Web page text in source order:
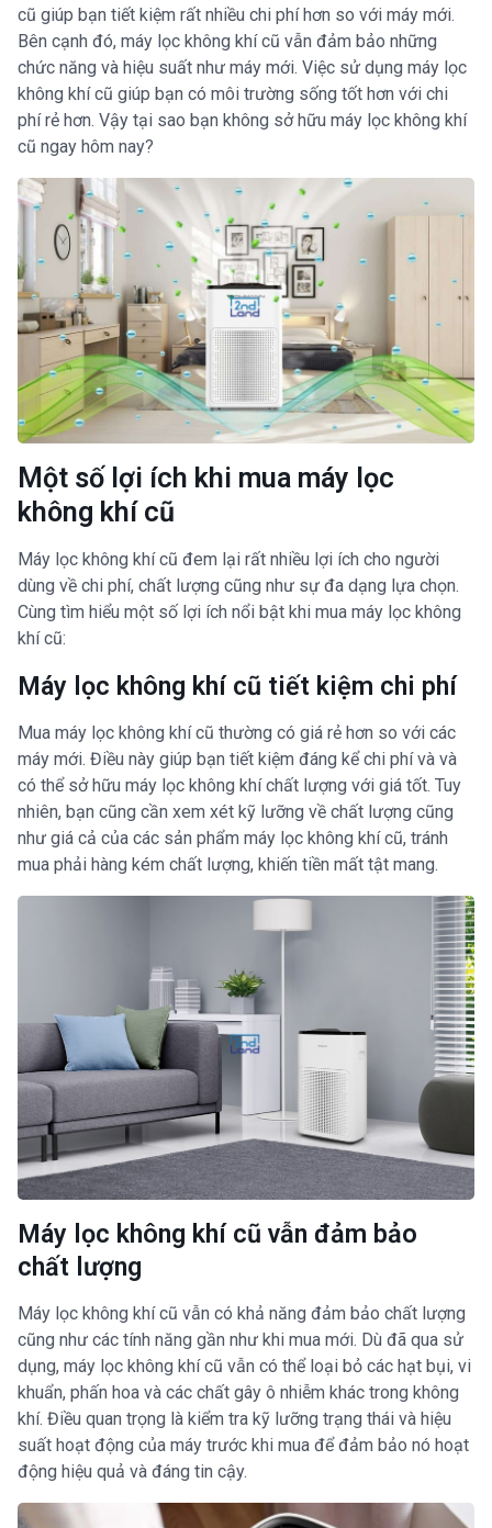
cũ giúp bạn tiết kiệm rất nhiều chi phí hơn so với máy mới.
Bên cạnh đó, máy lọc không khí cũ vẫn đảm bảo những
chức năng và hiệu suất như máy mới. Việc sử dụng máy lọc
không khí cũ giúp bạn có môi trường sống tốt hơn với chi
phí rẻ hơn. Vậy tại sao bạn không sở hữu máy lọc không khí
cũ ngay hôm nay?
Một số lợi ích khi mua máy lọc
không khí cũ
Máy lọc không khí cũ đem lại rất nhiều lợi ích cho người
dùng về chi phí, chất lượng cũng như sự đa dạng lựa chọn.
Cùng tìm hiểu một số lợi ích nổi bật khi mua máy lọc không
khí cũ:
Máy lọc không khí cũ tiết kiệm chi phí
Mua máy lọc không khí cũ thường có giá rẻ hơn so với các
máy mới. Điều này giúp bạn tiết kiệm đáng kể chi phí và và
có thể sở hữu máy lọc không khí chất lượng với giá tốt. Tuy
nhiên, bạn cũng cần xem xét kỹ lưỡng về chất lượng cũng
như giá cả của các sản phẩm máy lọc không khí cũ, tránh
mua phải hàng kém chất lượng, khiến tiền mất tật mang.
Máy lọc không khí cũ vẫn đảm bảo
chất lượng
Máy lọc không khí cũ vẫn có khả năng đảm bảo chất lượng
cũng như các tính năng gần như khi mua mới. Dù đã qua sử
dụng, máy lọc không khí cũ vẫn có thể loại bỏ các hạt bụi, vi
khuẩn, phấn hoa và các chất gây ô nhiễm khác trong không
khí. Điều quan trọng là kiểm tra kỹ lưỡng trạng thái và hiệu
suất hoạt động của máy trước khi mua để đảm bảo nó hoạt
động hiệu quả và đáng tin cậy.